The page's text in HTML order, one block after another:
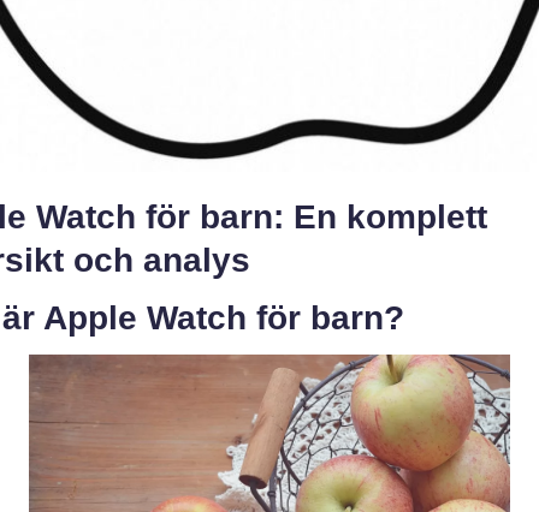
Watch för barn: En komplett
och analys
Apple Watch för barn?